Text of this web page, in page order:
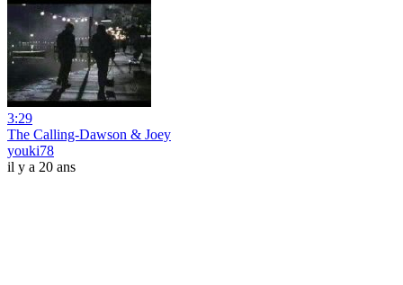
3:29
The Calling-Dawson & Joey
youki78
il y a 20 ans